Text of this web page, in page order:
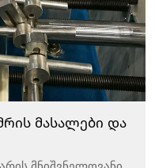
მასალები და